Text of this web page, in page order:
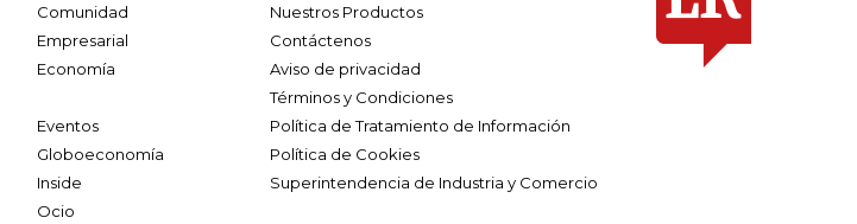
Comunidad
Empresarial
Economía
Eventos
Globoeconomía
Inside
Ocio
Nuestros Productos
Contáctenos
Aviso de privacidad
Términos y Condiciones
Política de Tratamiento de Información
Política de Cookies
Superintendencia de Industria y Comercio